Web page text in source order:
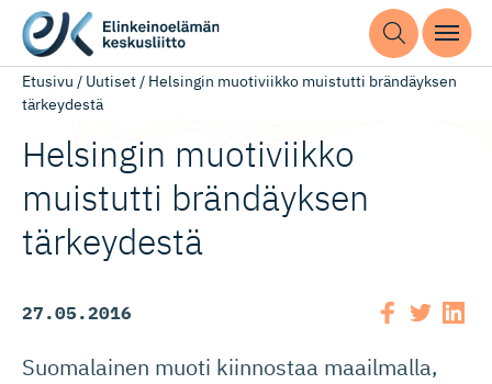
Etusivu / Uutiset/ Helsingin muotiviikko muistutti brändäyksen
tärkeydestä
Helsingin muotiviikko
muistutti brändäyksen
tärkeydestä
27.05.2016
Suomalainen muoti kiinnostaa maailmalla,